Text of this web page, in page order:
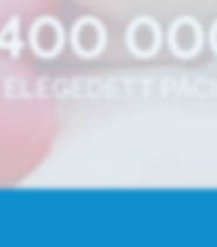
ELÉGEDETT